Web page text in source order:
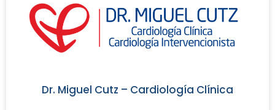
Dr. Miguel Cutz – Cardiología Clínica